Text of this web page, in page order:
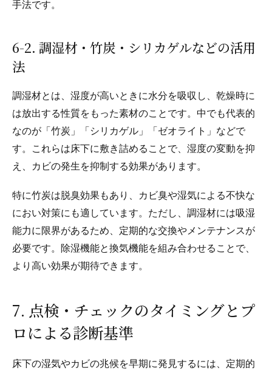
手法です。
6-2. 調湿材・竹炭・シリカゲルなどの活用
法
調湿材とは、湿度が高いときに水分を吸収し、乾燥時に
は放出する性質をもった素材のことです。中でも代表的
なのが「竹炭」「シリカゲル」「ゼオライト」などで
す。これらは床下に敷き詰めることで、湿度の変動を抑
え、カビの発生を抑制する効果があります。
特に竹炭は脱臭効果もあり、カビ臭や湿気による不快な
におい対策にも適しています。ただし、調湿材には吸湿
能力に限界があるため、定期的な交換やメンテナンスが
必要です。除湿機能と換気機能を組み合わせることで、
より高い効果が期待できます。
7. 点検・チェックのタイミングとプ
ロによる診断基準
床下の湿気やカビの兆候を早期に発見するには、定期的